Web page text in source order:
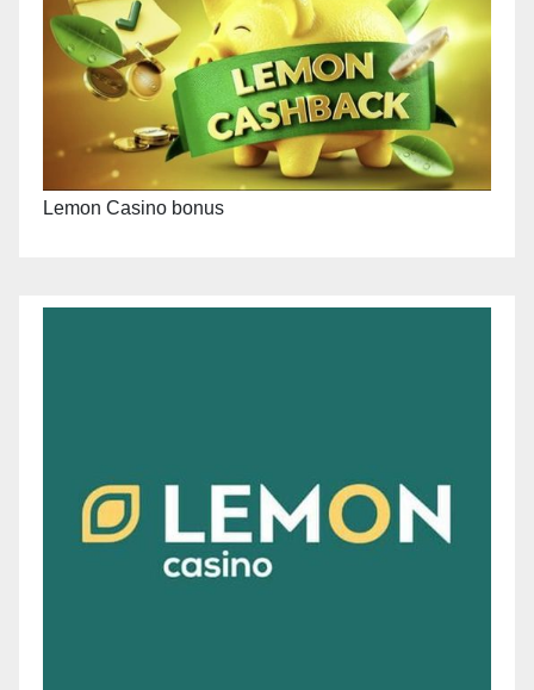
Lemon Casino bonus